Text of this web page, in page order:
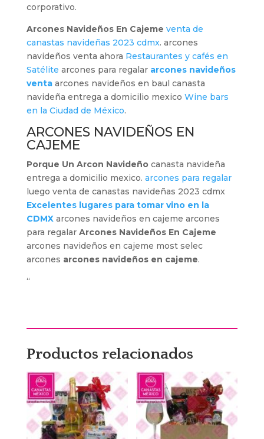
corporativo.
Arcones Navideños En Cajeme venta de
canastas navideñas 2023 cdmx. arcones
navideños venta ahora Restaurantes y cafés en
Satélite arcones para regalar arcones navideños
ventaarcones navideños en baul canasta
navideña entrega a domicilio mexico Wine bars
en la Ciudad de México.
ARCONES NAVIDEÑOS EN
CAJEME
Porque Un Arcon Navideñocanasta navideña
entrega a domicilio mexico. arcones para regalar
luego venta de canastas navideñas 2023 cdmx
Excelentes lugares para tomar vino en la
CDMXarcones navideños en cajeme arcones
para regalar Arcones Navideños En Cajeme
arcones navideños en cajeme most selec
arcones arcones navideños en cajeme.
“
Productos relacionados